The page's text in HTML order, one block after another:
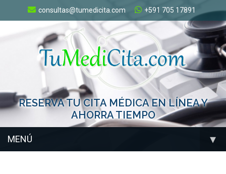
consultas@tumedicita.com +591 705 17891
MENÚ ▾
RESERVA TU CITA MÉDICA EN LÍNEA Y
AHORRA TIEMPO